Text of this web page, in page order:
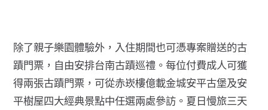
除了親子樂園體驗外，入住期間也可憑專案贈送的古
蹟門票，自由安排台南古蹟巡禮。每位付費成人可獲
得兩張古蹟門票，可從赤崁樓億載金城安平古堡及安
平樹屋四大經典景點中任選兩處參訪。夏日慢旅三天